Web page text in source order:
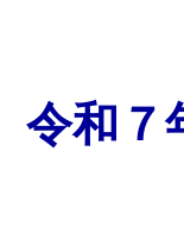
令和７